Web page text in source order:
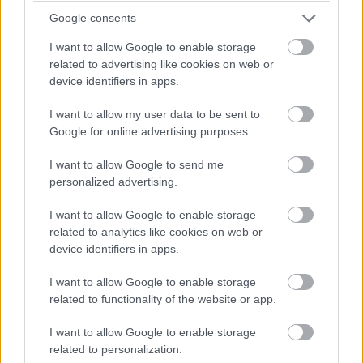
Google consents
I want to allow Google to enable storage
related to advertising like cookies on web or
device identifiers in apps.
I want to allow my user data to be sent to
Google for online advertising purposes.
I want to allow Google to send me
personalized advertising.
I want to allow Google to enable storage
related to analytics like cookies on web or
device identifiers in apps.
I want to allow Google to enable storage
related to functionality of the website or app.
I want to allow Google to enable storage
related to personalization.
nyakán közben Hamiltonnal).
Egy pillanatnyi állás 23 kör után: